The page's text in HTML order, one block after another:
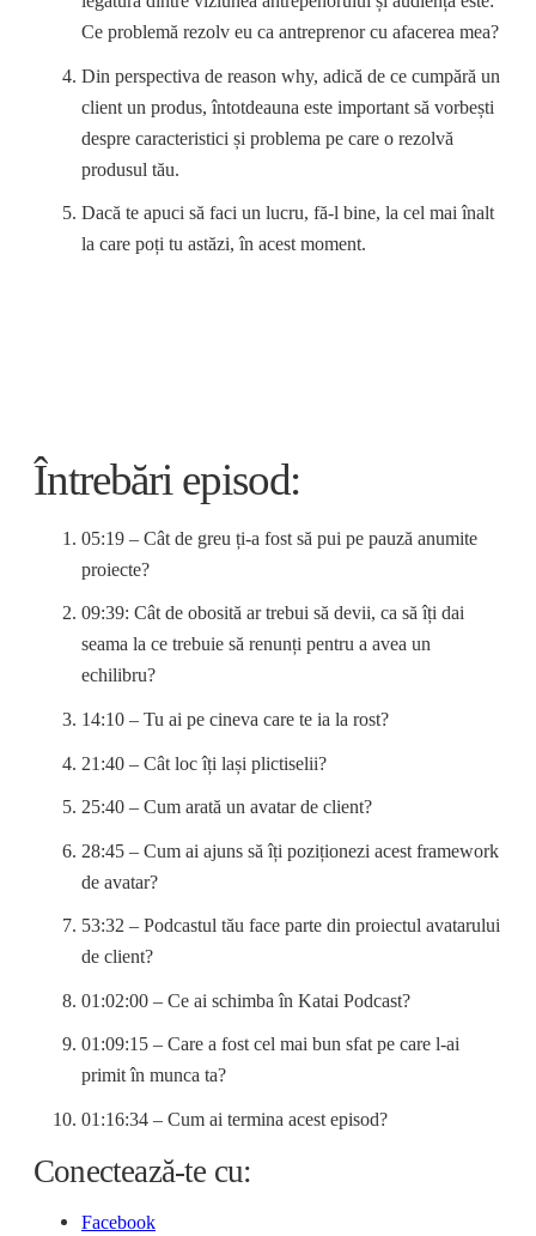
Ce problemă rezolv eu ca antreprenor cu afacerea mea?
Din perspectiva de reason why, adică de ce cumpără un
client un produs, întotdeauna este important să vorbești
despre caracteristici și problema pe care o rezolvă
produsul tău.
Dacă te apuci să faci un lucru, fă-l bine, la cel mai înalt
la care poți tu astăzi, în acest moment.
Întrebări episod:
05:19 – Cât de greu ți-a fost să pui pe pauză anumite
proiecte?
09:39: Cât de obosită ar trebui să devii, ca să îți dai
seama la ce trebuie să renunți pentru a avea un
echilibru?
14:10 – Tu ai pe cineva care te ia la rost?
21:40 – Cât loc îți lași plictiselii?
25:40 – Cum arată un avatar de client?
28:45 – Cum ai ajuns să îți poziționezi acest framework
de avatar?
53:32 – Podcastul tău face parte din proiectul avatarului
de client?
01:02:00 – Ce ai schimba în Katai Podcast?
01:09:15 – Care a fost cel mai bun sfat pe care l-ai
primit în munca ta?
01:16:34 – Cum ai termina acest episod?
Conectează-te cu:
Facebook